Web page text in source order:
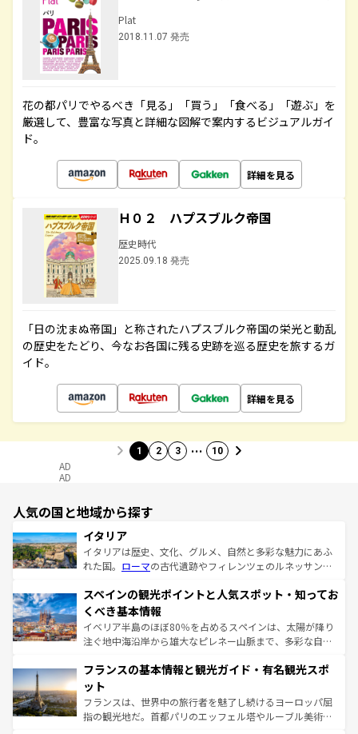
Plat
2018.11.07 発売
花の都パリでやるべき「見る」「買う」「食べる」「遊ぶ」を
厳選して、豊富な写真と詳細な図解で案内するビジュアルガイ
ド。
詳細を見る
Ｈ０２ ハプスブルク帝国
歴史時代
2025.09.18 発売
「日の沈まぬ帝国」と称されたハプスブルク帝国の栄光と動乱
の歴史をたどり、今なお各国に残る史跡を巡る歴史を旅するガ
イド。
詳細を見る
1 2 3 … 10
AD
AD
人気の国と地域から探す
イタリア
イタリアは歴史、文化、グルメ、自然と多彩な魅力にあふ
れた国。 ローマの古代遺跡やフィレンツェのルネッサンス
ろん、トスカーナの美しい田園風景やアマルフィ海岸の絶
景など、自然景観も見逃せない。観光の合間には、本場の
ピザやパスタなど、絶品のイタリア料理を堪能することも
できる。朝目覚めてから夜眠るまで、すべての瞬間を楽し
なお、新着のイタリア情報はコンテンツ一覧を参照してほ
しい。
スペインの観光ポイントと人気スポット・知ってお
くべき基本情報
イベリア半島のほぼ80％を占めるスペインは、太陽が降り
注ぐ地中海沿岸から雄大なピレネー山脈まで、多彩な自然
文化が根付くこの国では、情熱的なフラメンコ、熱気あふ
れる闘牛、そして美味しいタパスが生活の一部となってい
る。首都マドリードの洗練された雰囲気や、バルセロナの
アートに溢れた街角から、地方では古代ローマ遺跡や中世
フランスの基本情報と観光ガイド・有名観光スポ
ット
フランスは、世界中の旅行者を魅了し続けるヨーロッパ屈
指の観光地だ。首都パリのエッフェル塔やルーブル美術館